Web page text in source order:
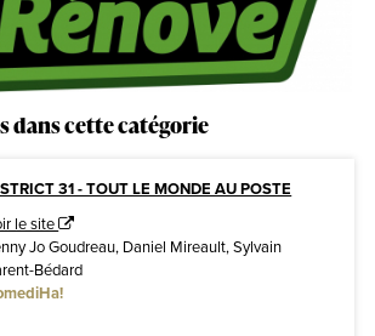
dans cette catégorie
31 - TOUT LE MONDE AU POSTE
le site
Jo Goudreau, Daniel Mireault, Sylvain
Bédard